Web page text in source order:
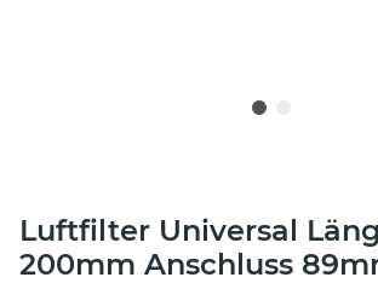
Luftfilter Universal
200mm Anschluss